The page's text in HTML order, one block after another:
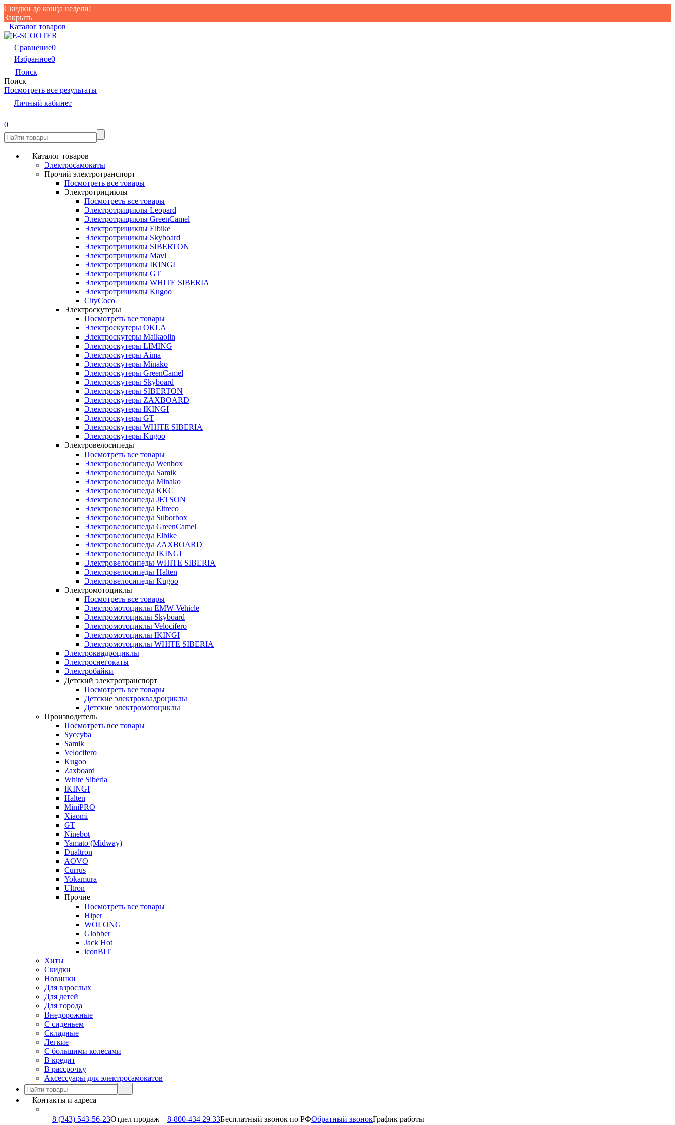
Скидки до конца недели!
Закрыть
Каталог товаров
Сравнение0
Избранное0
Поиск
Поиск
Посмотреть все результаты
Личный кабинет
0
Каталог товаров
Электросамокаты
Прочий электротранспорт
Посмотреть все товары
Электротрициклы
Посмотреть все товары
Электротрициклы Leopard
Электротрициклы GreenCamel
Электротрициклы Elbike
Электротрициклы Skyboard
Электротрициклы SIBERTON
Электротрициклы Mavi
Электротрициклы IKINGI
Электротрициклы GT
Электротрициклы WHITE SIBERIA
Электротрициклы Kugoo
CityCoco
Электроскутеры
Посмотреть все товары
Электроскутеры OKLA
Электроскутеры Maikaolin
Электроскутеры LIMING
Электроскутеры Aima
Электроскутеры Minako
Электроскутеры GreenCamel
Электроскутеры Skyboard
Электроскутеры SIBERTON
Электроскутеры ZAXBOARD
Электроскутеры IKINGI
Электроскутеры GT
Электроскутеры WHITE SIBERIA
Электроскутеры Kugoo
Электровелосипеды
Посмотреть все товары
Электровелосипеды Wenbox
Электровелосипеды Samik
Электровелосипеды Minako
Электровелосипеды KKC
Электровелосипеды JETSON
Электровелосипеды Eltreco
Электровелосипеды Suborbox
Электровелосипеды GreenCamel
Электровелосипеды Elbike
Электровелосипеды ZAXBOARD
Электровелосипеды IKINGI
Электровелосипеды WHITE SIBERIA
Электровелосипеды Halten
Электровелосипеды Kugoo
Электромотоциклы
Посмотреть все товары
Электромотоциклы EMW-Vehicle
Электромотоциклы Skyboard
Электромотоциклы Velocifero
Электромотоциклы IKINGI
Электромотоциклы WHITE SIBERIA
Электроквадроциклы
Электроснегокаты
Электробайки
Детский электротранспорт
Посмотреть все товары
Детские электроквадроциклы
Детские электромотоциклы
Производитель
Посмотреть все товары
Syccyba
Samik
Velocifero
Kugoo
Zaxboard
White Siberia
IKINGI
Halten
MiniPRO
Xiaomi
GT
Ninebot
Yamato (Midway)
Dualtron
AOVO
Currus
Yokamura
Ultron
Прочие
Посмотреть все товары
Hiper
WOLONG
Globber
Jack Hot
iconBIT
Хиты
Скидки
Новинки
Для взрослых
Для детей
Для города
Внедорожные
С сиденьем
Складные
Легкие
С большими колесами
В кредит
В рассрочку
Аксессуары для электросамокатов
Контакты и адреса
8 (343) 543-56-23Отдел продаж 8-800-434 29 33Бесплатный звонок по РФОбратный звонокГрафик работы